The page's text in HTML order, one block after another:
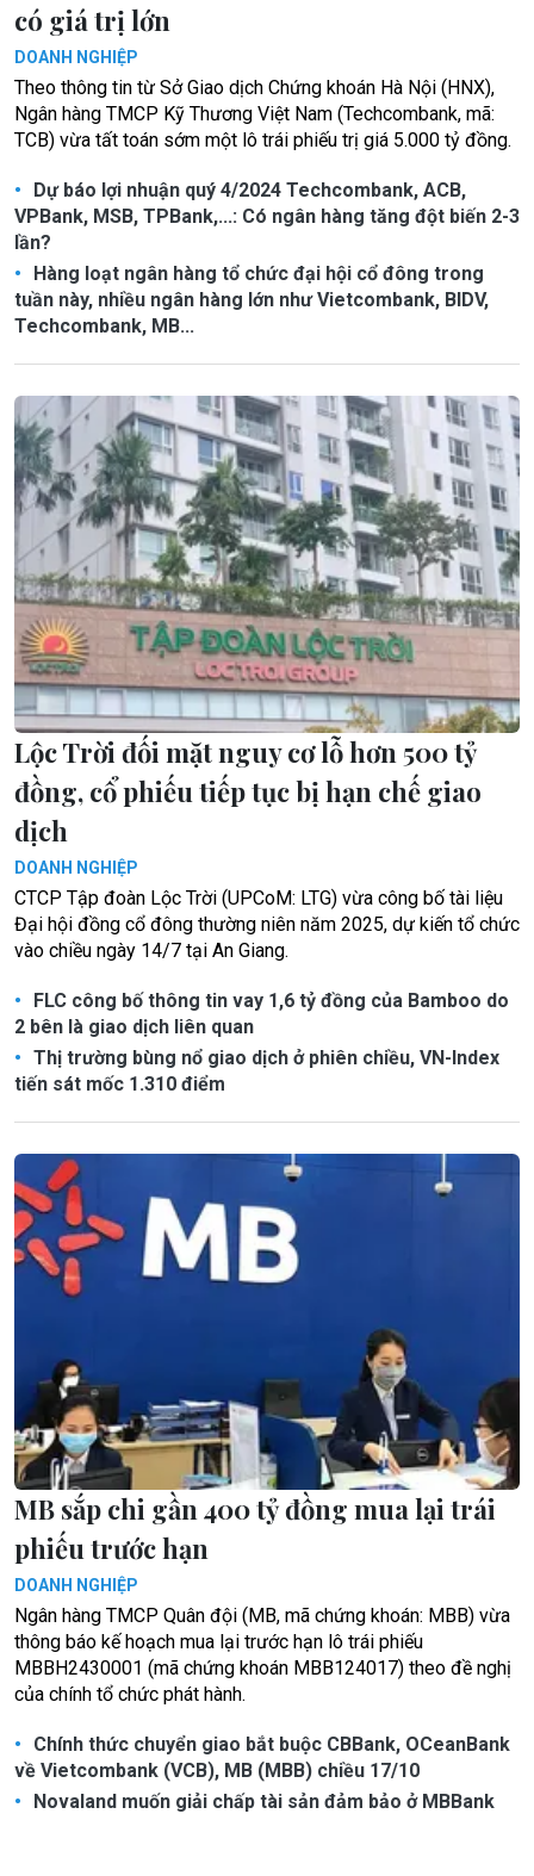
có giá trị lớn
DOANH NGHIỆP
Theo thông tin từ Sở Giao dịch Chứng khoán Hà Nội (HNX),
Ngân hàng TMCP Kỹ Thương Việt Nam (Techcombank, mã:
TCB) vừa tất toán sớm một lô trái phiếu trị giá 5.000 tỷ đồng.
Dự báo lợi nhuận quý 4/2024 Techcombank, ACB,
VPBank, MSB, TPBank,...: Có ngân hàng tăng đột biến 2-3
lần?
Hàng loạt ngân hàng tổ chức đại hội cổ đông trong
tuần này, nhiều ngân hàng lớn như Vietcombank, BIDV,
Techcombank, MB...
Lộc Trời đối mặt nguy cơ lỗ hơn 500 tỷ
đồng, cổ phiếu tiếp tục bị hạn chế giao
dịch
DOANH NGHIỆP
CTCP Tập đoàn Lộc Trời (UPCoM: LTG) vừa công bố tài liệu
Đại hội đồng cổ đông thường niên năm 2025, dự kiến tổ chức
vào chiều ngày 14/7 tại An Giang.
FLC công bố thông tin vay 1,6 tỷ đồng của Bamboo do
2 bên là giao dịch liên quan
Thị trường bùng nổ giao dịch ở phiên chiều, VN-Index
tiến sát mốc 1.310 điểm
MB sắp chi gần 400 tỷ đồng mua lại trái
phiếu trước hạn
DOANH NGHIỆP
Ngân hàng TMCP Quân đội (MB, mã chứng khoán: MBB) vừa
thông báo kế hoạch mua lại trước hạn lô trái phiếu
MBBH2430001 (mã chứng khoán MBB124017) theo đề nghị
của chính tổ chức phát hành.
Chính thức chuyển giao bắt buộc CBBank, OCeanBank
về Vietcombank (VCB), MB (MBB) chiều 17/10
Novaland muốn giải chấp tài sản đảm bảo ở MBBank